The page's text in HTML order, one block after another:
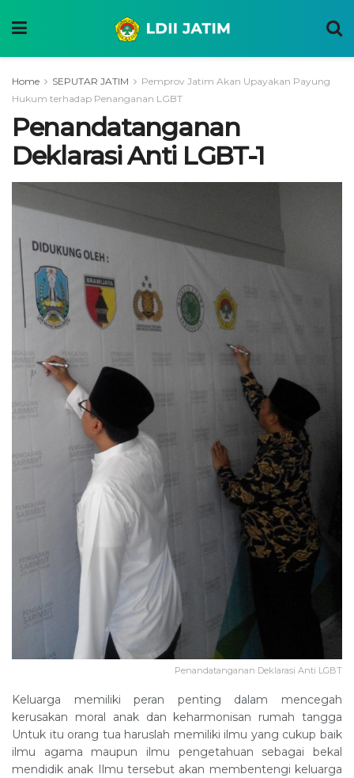
Home SEPUTAR JATIM
Pemprov Jatim Akan Upayakan Payung
Hukum terhadap Penanganan LGBT
Penandatanganan
Deklarasi Anti LGBT-1
Penandatanganan Deklarasi Anti LGBT
Keluarga memiliki peran penting dalam mencegah
kerusakan moral anak dan keharmonisan rumah tangga
Untuk itu orang tua haruslah memiliki ilmu yang cukup baik
ilmu agama maupun ilmu pengetahuan sebagai bekal
mendidik anak Ilmu tersebut akan membentengi keluarga